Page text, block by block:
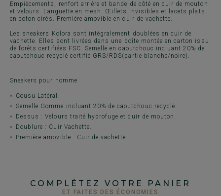
Empiècements, renfort arrière et bande de côté en cuir de mouton
et velours. Languette en mesh. Œillets invisibles et lacets plats
en coton cirés. Première amovible en cuir de vachette.
Les sneakers Kolora sont intégralement doublées en cuir de
vachette. Elles sont livrées dans une boîte montée en carton issu
de forêts certifiées FSC. Semelle en caoutchouc incluant 20% de
caoutchouc recyclé certifié GRS/RDS(partie blanche/noire).
Sneakers pour homme :
Cousu Latéral.
Semelle Gomme incluant 20% de caoutchouc recyclé.
Dessus : Velours traité hydrofuge et cuir de mouton.
Doublure : Cuir Vachette.
Première amovible : Cuir de vachette.
COMPLÉTEZ VOTRE PANIER
ET FAITES DES ÉCONOMIES